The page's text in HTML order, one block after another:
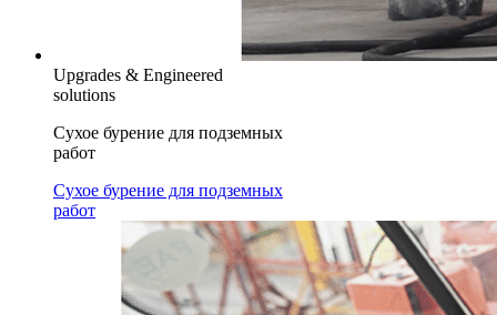
Upgrades & Engineered
solutions
Сухое бурение для подземных
работ
Сухое бурение для подземных
работ